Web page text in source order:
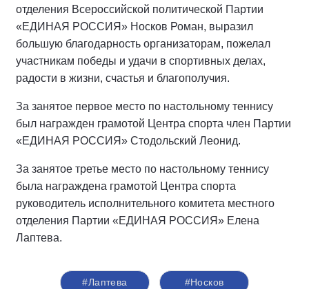
отделения Всероссийской политической Партии
«ЕДИНАЯ РОССИЯ» Носков Роман, выразил
большую благодарность организаторам, пожелал
участникам победы и удачи в спортивных делах,
радости в жизни, счастья и благополучия.
За занятое первое место по настольному теннису
был награжден грамотой Центра спорта член Партии
«ЕДИНАЯ РОССИЯ» Стодольский Леонид.
За занятое третье место по настольному теннису
была награждена грамотой Центра спорта
руководитель исполнительного комитета местного
отделения Партии «ЕДИНАЯ РОССИЯ» Елена
Лаптева.
#Лаптева #Носков